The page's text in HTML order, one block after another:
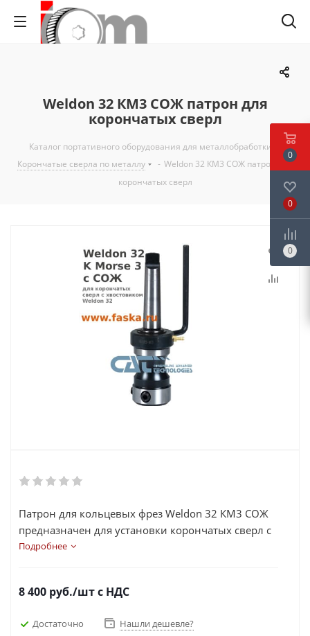
Weldon 32 КМ3 СОЖ патрон для
корончатых сверл
Каталог портативного оборудования для металлобработки
Корончатые сверла по металлу
- Weldon 32 КМ3 СОЖ патрон для
корончатых сверл
Патрон для кольцевых фрез Weldon 32 КМ3 СОЖ
предназначен для установки корончатых сверл с
хвостовиком Weldon 32мм на магнитных
Подробнее
8 400 руб./штс НДС
Достаточно Нашли дешевле?
0
0
0